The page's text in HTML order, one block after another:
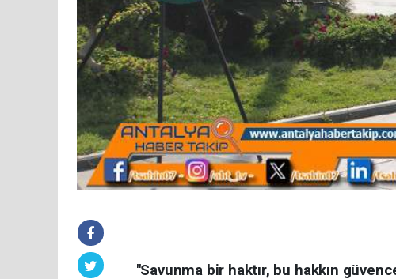
"Savunma bir haktır, bu hakkın